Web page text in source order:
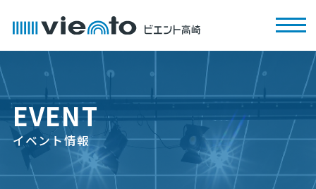
EVENT
イベント情報